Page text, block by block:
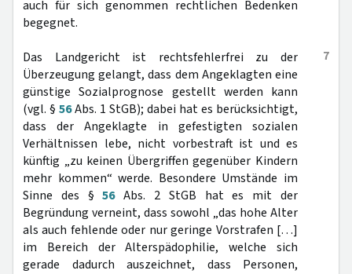
auch für sich genommen rechtlichen Bedenken
begegnet.
7
Das Landgericht ist rechtsfehlerfrei zu der
Überzeugung gelangt, dass dem Angeklagten eine
günstige Sozialprognose gestellt werden kann
(vgl. § 56Abs. 1 StGB); dabei hat es berücksichtigt,
dass der Angeklagte in gefestigten sozialen
Verhältnissen lebe, nicht vorbestraft ist und es
künftig „zu keinen Übergriffen gegenüber Kindern
mehr kommen“ werde. Besondere Umstände im
Sinne des §56Abs. 2 StGB hat es mit der
Begründung verneint, dass sowohl „das hohe Alter
als auch fehlende oder nur geringe Vorstrafen […]
im Bereich der Alterspädophilie, welche sich
gerade dadurch auszeichnet, dass Personen,